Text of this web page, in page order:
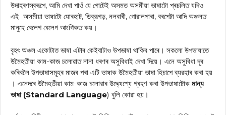
উদাহৰণস্বৰূপে, আমি দেখা পাওঁ যে গোটেই অসমত অসমীয়া ভাষাটো প্ৰচলিত যদিও
এই অসমীয়া ভাষাটো যোৰহাট, ডিব্রূগড়, নলবাৰী, গোৱালপাৰা, বৰপেটা আদি অঞ্চলত
মানুহে বেলেগ বেলেগ আংগিকত কয়।
বৃহৎ অঞ্চল একোটাত ভাষা এটাৰ কেইবাটাও উপভাষা থাকিব পাৰে। সকলো উপভাষাতে
উমৈহতীয়া কাম-কাজ চলোৱাত নানা ধৰণৰ অসুবিধাই দেখা দিয়ে। এনে অসুবিধা দূৰ
কৰিবলৈ উপভাষাসমূহৰ মাজৰ পৰা এটি ভাষাক উমৈহতীয়া ভাষা হিচাপে ব্যৱহাৰ কৰা হয়
। এনেদৰে উমৈহতীয়া কাম-কাজ চলোৱাৰ উদ্দ্যেশ্যে গ্ৰহণ কৰা উপভাষাটোক মান্য
ভাষা (Standard Language) বুলি কোৱা হয়।